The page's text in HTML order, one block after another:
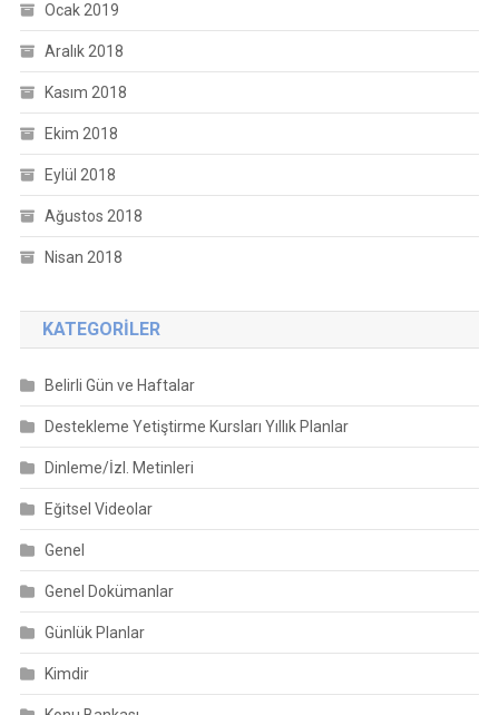
Ocak 2019
Aralık 2018
Kasım 2018
Ekim 2018
Eylül 2018
Ağustos 2018
Nisan 2018
KATEGORILER
Belirli Gün ve Haftalar
Destekleme Yetiştirme Kursları Yıllık Planlar
Dinleme/İzl. Metinleri
Eğitsel Videolar
Genel
Genel Dokümanlar
Günlük Planlar
Kimdir